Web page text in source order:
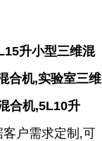
升小型三维混
合机,实验室三维
合机,5L10升
客户需求定制,可